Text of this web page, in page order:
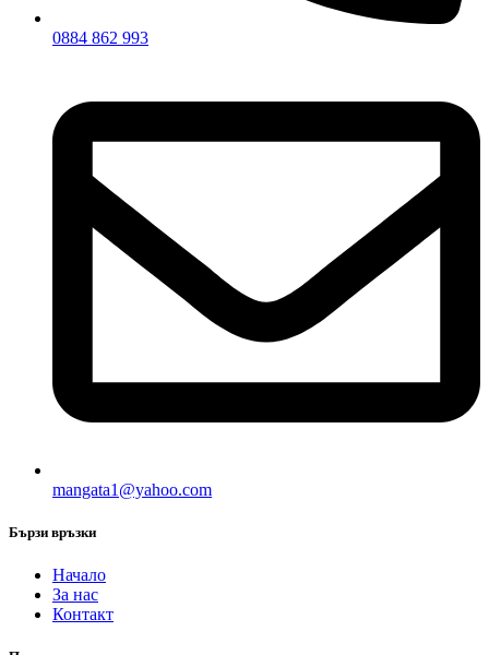
0884 862 993
mangata1@yahoo.com
Бързи връзки
Начало
За нас
Контакт